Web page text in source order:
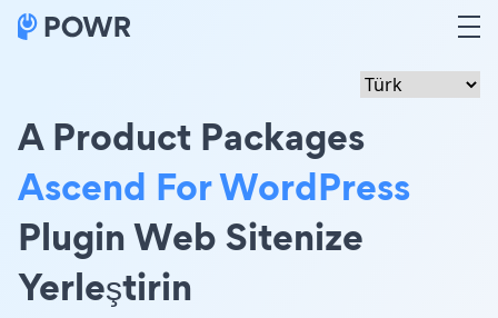
A Product Packages
Ascend For WordPress
Plugin Web Sitenize
Yerleştirin